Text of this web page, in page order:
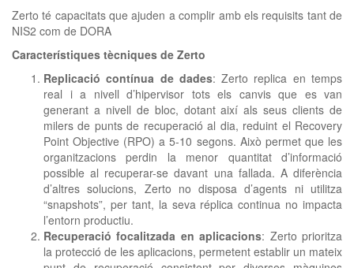
Zerto té capacitats que ajuden a complir amb els requisits tant de
NIS2 com de DORA
Característiques tècniques de Zerto
Replicació contínua de dades: Zerto replica en temps
real i a nivell d’hipervisor tots els canvis que es van
generant a nivell de bloc, dotant així als seus clients de
milers de punts de recuperació al dia, reduint el Recovery
Point Objective (RPO) a 5-10 segons. Això permet que les
organitzacions perdin la menor quantitat d’informació
possible al recuperar-se davant una fallada. A diferència
d’altres solucions, Zerto no disposa d’agents ni utilitza
“snapshots”, per tant, la seva réplica continua no impacta
l’entorn productiu.
Recuperació focalitzada en aplicacions: Zerto prioritza
la protecció de les aplicacions, permetent establir un mateix